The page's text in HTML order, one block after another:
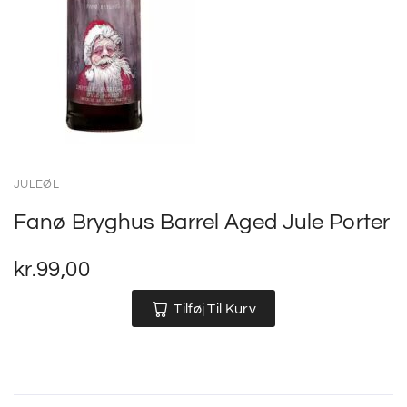
JULEØL
Fanø Bryghus Barrel Aged Jule Porter
kr.99,00
Tilføj Til Kurv